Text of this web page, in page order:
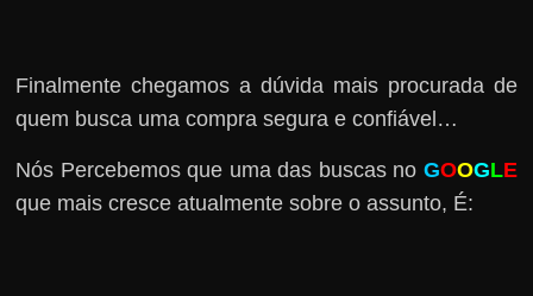
Finalmente chegamos a dúvida mais procurada de
quem busca uma compra segura e confiável…
Nós Percebemos que uma das buscas no GOOGLE
que mais cresce atualmente sobre o assunto, É: